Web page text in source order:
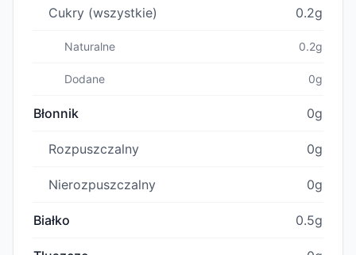
Cukry (wszystkie) 0.2g
Naturalne 0.2g
Dodane 0g
Błonnik 0g
Rozpuszczalny 0g
Nierozpuszczalny 0g
Białko 0.5g